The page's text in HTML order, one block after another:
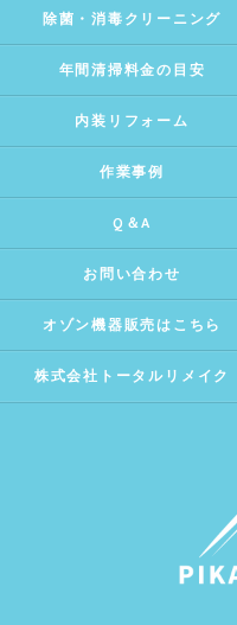
除菌・消毒クリーニング
年間清掃料金の目安
内装リフォーム
作業事例
Q＆A
お問い合わせ
オゾン機器販売はこちら
株式会社トータルリメイク